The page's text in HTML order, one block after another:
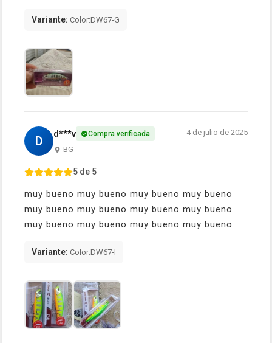
Variante: Color:DW67-G
D d***v Compra verificada
BG
4 de julio de 2025
5 de 5
muy bueno muy bueno muy bueno muy bueno
muy bueno muy bueno muy bueno muy bueno
muy bueno muy bueno muy bueno muy bueno
Variante: Color:DW67-I